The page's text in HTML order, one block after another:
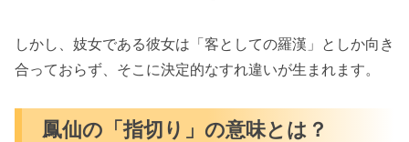
しかし、妓女である彼女は「客としての羅漢」としか向き
合っておらず、そこに決定的なすれ違いが生まれます。
鳳仙の「指切り」の意味とは？